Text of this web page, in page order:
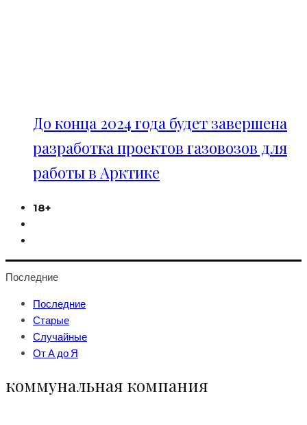
До конца 2024 года будет завершена
разработка проектов газовозов для
работы в Арктике
18+
Последние
Последние
Старые
Случайные
От А до Я
коммунальная компания